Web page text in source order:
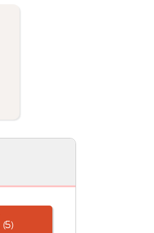
(5)